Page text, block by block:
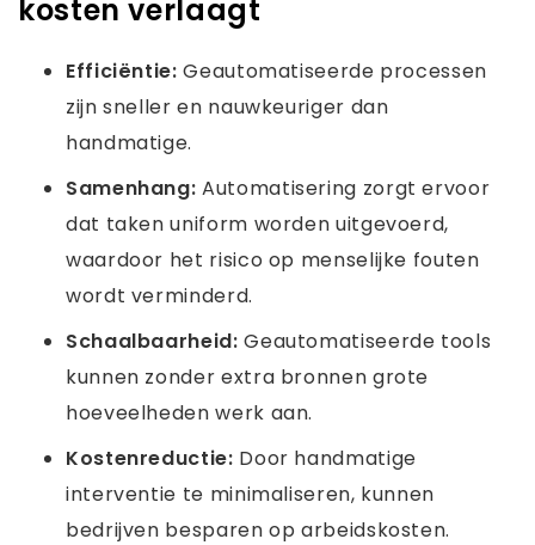
kosten verlaagt
Efficiëntie:Geautomatiseerde processen
zijn sneller en nauwkeuriger dan
handmatige.
Samenhang:Automatisering zorgt ervoor
dat taken uniform worden uitgevoerd,
waardoor het risico op menselijke fouten
wordt verminderd.
Schaalbaarheid:Geautomatiseerde tools
kunnen zonder extra bronnen grote
hoeveelheden werk aan.
Kostenreductie: Door handmatige
interventie te minimaliseren, kunnen
bedrijven besparen op arbeidskosten.